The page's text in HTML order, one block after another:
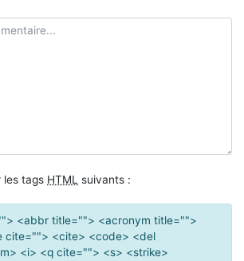
les tags HTML suivants :
<abbr title=""> <acronym title="">
cite=""> <cite> <code> <del
<i> <q cite=""> <s> <strike>